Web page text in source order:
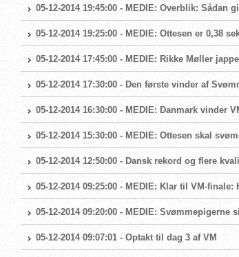
05-12-2014 19:45:00 - MEDIE: Overblik: Sådan
05-12-2014 19:25:00 - MEDIE: Ottesen er 0,38
05-12-2014 17:45:00 - MEDIE: Rikke Møller
05-12-2014 17:30:00 - Den første vinder af
05-12-2014 16:30:00 - MEDIE: Danmark vinder
05-12-2014 15:30:00 - MEDIE: Ottesen skal
05-12-2014 12:50:00 - Dansk rekord og flere
05-12-2014 09:25:00 - MEDIE: Klar til VM-
05-12-2014 09:20:00 - MEDIE: Svømmepigerne
05-12-2014 09:07:01 - Optakt til dag 3 af VM